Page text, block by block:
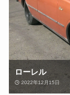
ローレル
2022年12月15日